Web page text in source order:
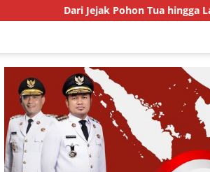
Dari Jejak Pohon Tua hingga Lahirnya